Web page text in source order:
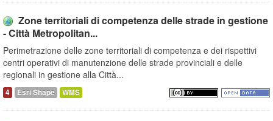
Zone territoriali di competenza delle strade in gestione
- Città Metropolitan...
Perimetrazione delle zone territoriali di competenza e dei rispettivi
centri operativi di manutenzione delle strade provinciali e delle
regionali in gestione alla Città...
4 Esri Shape WMS